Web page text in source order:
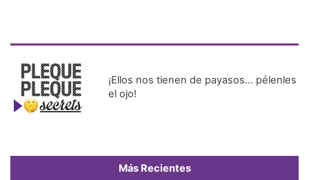
¡Ellos nos tienen de payasos… pélenles
el ojo!
Más Recientes